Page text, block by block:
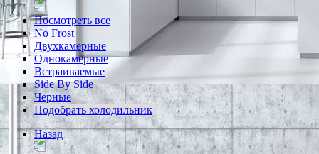
Посмотреть все
No Frost
Двухкамерные
Однокамерные
Встраиваемые
Side By Side
Черные
Подобрать холодильник
Назад